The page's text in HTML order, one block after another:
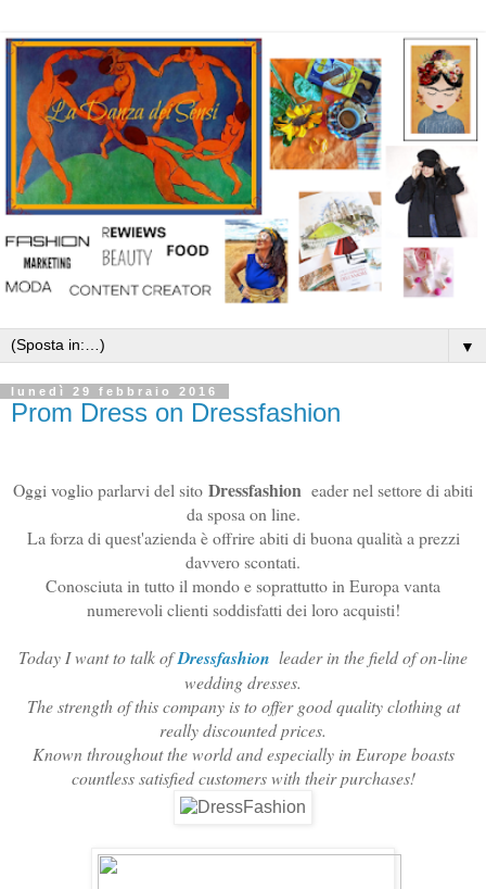
▼
lunedì 29 febbraio 2016
Prom Dress on Dressfashion
Oggi voglio parlarvi del sito Dressfashion eader nel settore di abiti
da sposa on line.
La forza di quest'azienda è offrire abiti di buona qualità a prezzi
davvero scontati.
Conosciuta in tutto il mondo e soprattutto in Europa vanta
numerevoli clienti soddisfatti dei loro acquisti!
Today I want to talk of Dressfashion leader in the field of on-line
wedding dresses.
The strength of this company is to offer good quality clothing at
really discounted prices.
Known throughout the world and especially in Europe boasts
countless satisfied customers with their purchases!